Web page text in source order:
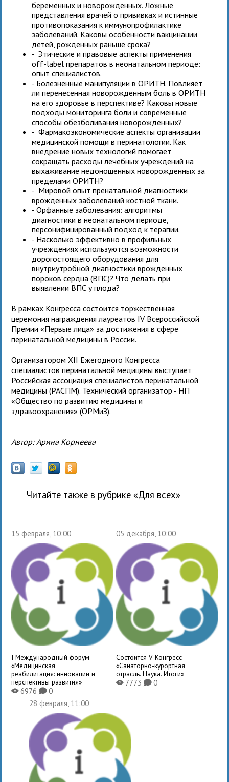
беременных и новорожденных. Ложные
представления врачей о прививках и истинные
противопоказания к иммунопрофилактике
заболеваний. Каковы особенности вакцинации
детей, рожденных раньше срока?
- Этические и правовые аспекты применения
оff-label препаратов в неонатальном периоде:
опыт специалистов.
- Болезненные манипуляции в ОРИТН. Повлияет
ли перенесенная новорожденным боль в ОРИТН
на его здоровье в перспективе? Каковы новые
подходы мониторинга боли и современные
способы обезболивания новорожденных?
- Фармакоэкономические аспекты организации
медицинской помощи в перинатологии. Как
внедрение новых технологий помогает
сокращать расходы лечебных учреждений на
выхаживание недоношенных новорожденных за
пределами ОРИТН?
- Мировой опыт пренатальной диагностики
врожденных заболеваний костной ткани.
- Орфанные заболевания: алгоритмы
диагностики в неонатальном периоде,
персонифицированный подход к терапии.
- Насколько эффективно в профильных
учреждениях используются возможности
дорогостоящего оборудования для
внутриутробной диагностики врожденных
пороков сердца (ВПС)? Что делать при
выявлении ВПС у плода?
В рамках Конгресса состоится торжественная
церемония награждения лауреатов IV Всероссийской
Премии «Первые лица» за достижения в сфере
перинатальной медицины в России.
Организатором XII Ежегодного Конгресса
специалистов перинатальной медицины выступает
Российская ассоциация специалистов перинатальной
медицины (РАСПМ). Технический организатор - НП
«Общество по развитию медицины и
здравоохранения» (ОРМиЗ).
Автор: Арина Корнеева
Читайте также в рубрике « для всех»
15 февраля, 10:00
I Международный форум
«Медицинская
реабилитация: инновации и
перспективы развития»
X6976K0
05 декабря, 10:00
Состоится V Конгресс
«Санаторно-курортная
отрасль. Наука. Итоги»
X7773 K0
28 февраля, 11:00